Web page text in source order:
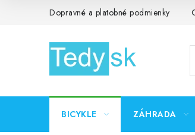
Dopravné a platobné podmienky
BICYKLE ZÁHRADA